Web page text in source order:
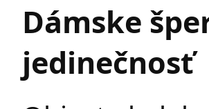
Dámske
jedinečnosť